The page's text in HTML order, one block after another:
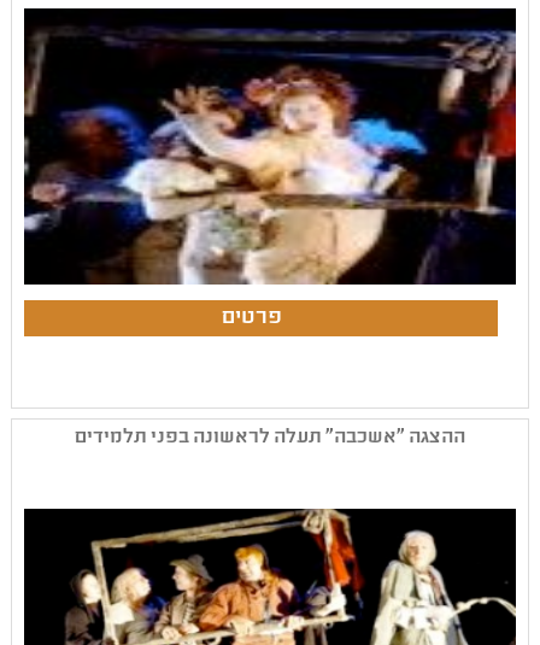
ההצגה "אשכבה" תעלה לראשונה בפני תלמידים